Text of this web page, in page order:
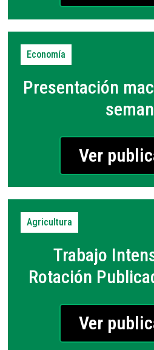
Economía
Presentación
Ver
Agricultura
Trabajo
Rotación
Ver